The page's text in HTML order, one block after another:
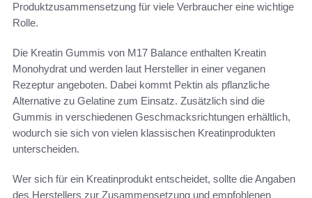
Produktzusammensetzung für viele Verbraucher eine wichtige
Rolle.
Die Kreatin Gummis von M17 Balance enthalten Kreatin
Monohydrat und werden laut Hersteller in einer veganen
Rezeptur angeboten. Dabei kommt Pektin als pflanzliche
Alternative zu Gelatine zum Einsatz. Zusätzlich sind die
Gummis in verschiedenen Geschmacksrichtungen erhältlich,
wodurch sie sich von vielen klassischen Kreatinprodukten
unterscheiden.
Wer sich für ein Kreatinprodukt entscheidet, sollte die Angaben
des Herstellers zur Zusammensetzung und empfohlenen